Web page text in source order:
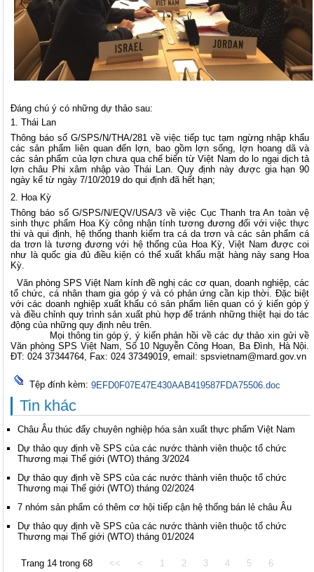
Đáng chú ý có những dự thảo sau:
Thái Lan
Thông báo số G/SPS/N/THA/281 về việc tiếp tục tạm ngừng nhập khẩu
các sản phẩm liên quan đến lợn, bao gồm lợn sống, lợn hoang dã và
các sản phẩm của lợn chưa qua chế biến từ Việt Nam do lo ngại dịch tả
lợn châu Phi xâm nhập vào Thái Lan. Quy định này được gia hạn 90
ngày kể từ ngày 7/10/2019 do qui định đã hết hạn;
Hoa Kỳ
Thông báo số G/SPS/N/EQV/USA/3 về việc Cục Thanh tra An toàn vệ
sinh thực phẩm Hoa Kỳ công nhận tính tương đương đối với việc thực
thi và qui định, hệ thống thanh kiểm tra cá da trơn và các sản phẩm cá
da trơn là tương đương với hệ thống của Hoa Kỳ, Việt Nam được coi
như là quốc gia đủ điều kiện có thể xuất khẩu mặt hàng này sang Hoa
Kỳ.
Văn phòng SPS Việt Nam kính đề nghị các cơ quan, doanh nghiệp, các
tổ chức, cá nhân tham gia góp ý và có phản ứng cần kịp thời. Đặc biệt
với các doanh nghiệp xuất khẩu có sản phẩm liên quan có ý kiến góp ý
và điều chỉnh quy trình sản xuất phù hợp để tránh những thiệt hại do tác
động của những quy định nêu trên.
Mọi thông tin góp ý, ý kiến phản hồi về các dự thảo xin gửi về
Văn phòng SPS Việt Nam, Số 10 Nguyễn Công Hoan, Ba Đình, Hà Nội.
ĐT: 024 37344764, Fax: 024 37349019, email: spsvietnam@mard.gov.vn
Tệp đính kèm: 9EFD0F07E47E430AAB419587FDA75506.doc
Tin khác
Châu Âu thúc đẩy chuyên nghiệp hóa sản xuất thực phẩm Việt Nam
Dự thảo quy định về SPS của các nước thành viên thuộc tổ chức
Thương mại Thế giới (WTO) tháng 3/2024
Dự thảo quy định về SPS của các nước thành viên thuộc tổ chức
Thương mại Thế giới (WTO) tháng 02/2024
7 nhóm sản phẩm có thêm cơ hội tiếp cận hệ thống bán lẻ châu Âu
Dự thảo quy định về SPS của các nước thành viên thuộc tổ chức
Thương mại Thế giới (WTO) tháng 01/2024
Trang 14 trong 68 << < 1 2 3 4 5 6